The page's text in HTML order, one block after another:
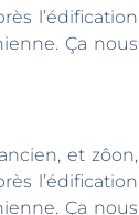
l’édification
Ça nous
et zôon,
l’édification
Ça nous